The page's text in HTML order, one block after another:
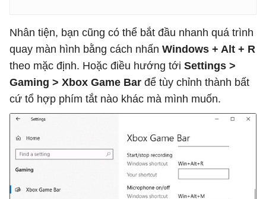
Nhân tiện, bạn cũng có thể bắt đầu nhanh quá trình
quay màn hình bằng cách nhấn Windows + Alt + R
theo mặc định. Hoặc điều hướng tới Settings >
Gaming > Xbox Game Bar để tùy chỉnh thành bất
cứ tổ hợp phím tắt nào khác mà mình muốn.